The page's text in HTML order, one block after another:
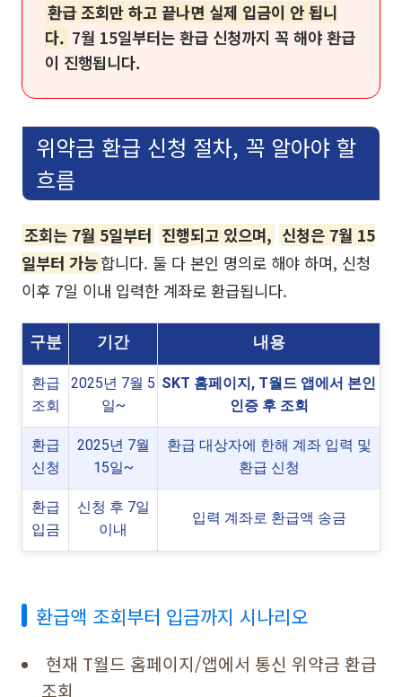
환급 조회만 하고 끝나면 실제 입금이 안 됩니
다. 7월 15일부터는 환급 신청까지 꼭 해야 환급
이 진행됩니다.
위약금 환급 신청 절차, 꼭 알아야 할
흐름
조회는 7월 5일부터 진행되고 있으며, 신청은 7월 15
일부터 가능합니다. 둘 다 본인 명의로 해야 하며, 신청
이후 7일 이내 입력한 계좌로 환급됩니다.
구분 기간 내용
환급
조회
2025년 7월 5
일~
SKT 홈페이지, T월드 앱에서 본인
인증 후 조회
환급
신청
2025년 7월
15일~
환급 대상자에 한해 계좌 입력 및
환급 신청
환급
입금
신청 후 7일
이내
입력 계좌로 환급액 송금
환급액 조회부터 입금까지 시나리오
현재 T월드 홈페이지/앱에서 통신 위약금 환급
조회